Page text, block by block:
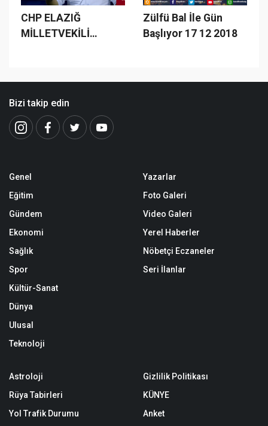
CHP ELAZIĞ
MİLLETVEKİLİ
SAHİBİ ZÜLFÜ BAL
KONUŞTULAR
Zülfü Bal İle Gün
Başlıyor 17 12 2018
Bizi takip edin
Genel
Eğitim
Gündem
Ekonomi
Sağlık
Spor
Kültür-Sanat
Dünya
Ulusal
Teknoloji
Yazarlar
Foto Galeri
Video Galeri
Yerel Haberler
Nöbetçi Eczaneler
Seri İlanlar
Astroloji
Rüya Tabirleri
Yol Trafik Durumu
Gizlilik Politikası
KÜNYE
Anket